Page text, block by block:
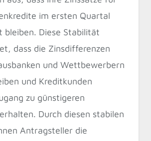
im ersten Quartal
bleiben. Diese Stabilität
dass die Zinsdifferenzen
und Wettbewerbern
und Kreditkunden
zu günstigeren
Durch diesen stabilen
Antragsteller die